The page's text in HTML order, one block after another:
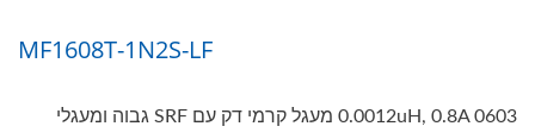
MF1608T-1N2S-LF
0.0012uH, 0.8A 0603 מעגל קרמי דק עם SRF גבוה ומעגלי